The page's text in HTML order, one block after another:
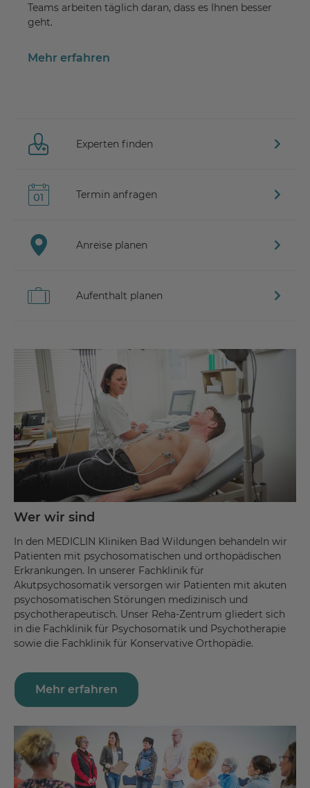
Teams arbeiten täglich daran, dass es Ihnen besser
geht.
Mehr erfahren
Experten finden
Termin anfragen
Anreise planen
Aufenthalt planen
Wer wir sind
In den MEDICLIN Kliniken Bad Wildungen behandeln wir
Patienten mit psychosomatischen und orthopädischen
Erkrankungen. In unserer Fachklinik für
Akutpsychosomatik versorgen wir Patienten mit akuten
psychosomatischen Störungen medizinisch und
psychotherapeutisch. Unser Reha-Zentrum gliedert sich
in die Fachklinik für Psychosomatik und Psychotherapie
sowie die Fachklinik für Konservative Orthopädie.
Mehr erfahren